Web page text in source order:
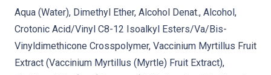
Aqua (Water), Dimethyl Ether, Alcohol Denat., Alcohol,
Crotonic Acid/Vinyl C8-12 Isoalkyl Esters/Va/Bis-
Vinyldimethicone Crosspolymer, Vaccinium Myrtillus Fruit
Extract (Vaccinium Myrtillus (Myrtle) Fruit Extract),